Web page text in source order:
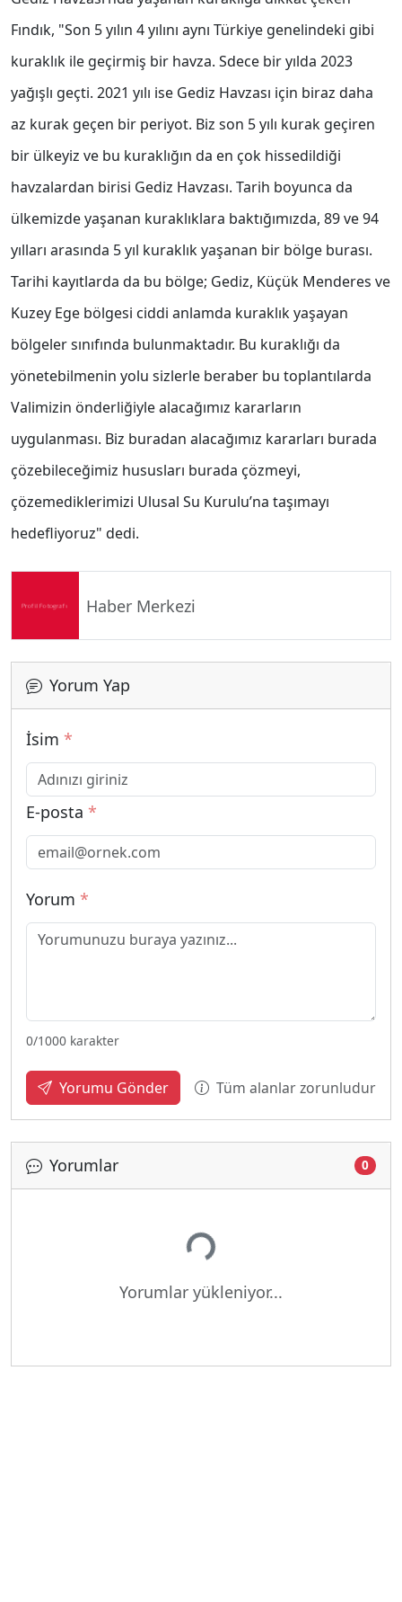
Fındık, "Son 5 yılın 4 yılını aynı Türkiye genelindeki gibi
kuraklık ile geçirmiş bir havza. Sdece bir yılda 2023
yağışlı geçti. 2021 yılı ise Gediz Havzası için biraz daha
az kurak geçen bir periyot. Biz son 5 yılı kurak geçiren
bir ülkeyiz ve bu kuraklığın da en çok hissedildiği
havzalardan birisi Gediz Havzası. Tarih boyunca da
ülkemizde yaşanan kuraklıklara baktığımızda, 89 ve 94
yılları arasında 5 yıl kuraklık yaşanan bir bölge burası.
Tarihi kayıtlarda da bu bölge; Gediz, Küçük Menderes ve
Kuzey Ege bölgesi ciddi anlamda kuraklık yaşayan
bölgeler sınıfında bulunmaktadır. Bu kuraklığı da
yönetebilmenin yolu sizlerle beraber bu toplantılarda
Valimizin önderliğiyle alacağımız kararların
uygulanması. Biz buradan alacağımız kararları burada
çözebileceğimiz hususları burada çözmeyi,
çözemediklerimizi Ulusal Su Kurulu’na taşımayı
hedefliyoruz" dedi.
Haber Merkezi
Yorum Yap
İsim *
E-posta *
Yorum *
0/1000 karakter
Yorumu Gönder Tüm alanlar zorunludur
Yorumlar 0
Yükleniyor...
Yorumlar yükleniyor...